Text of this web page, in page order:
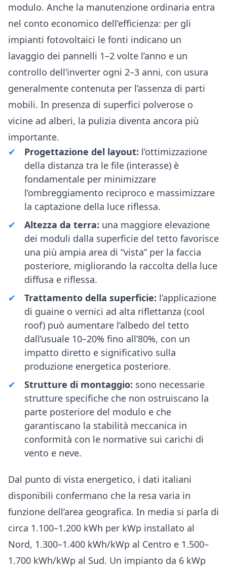
modulo. Anche la manutenzione ordinaria entra
nel conto economico dell’efficienza: per gli
impianti fotovoltaici le fonti indicano un
lavaggio dei pannelli 1–2 volte l’anno e un
controllo dell’inverter ogni 2–3 anni, con usura
generalmente contenuta per l’assenza di parti
mobili. In presenza di superfici polverose o
vicine ad alberi, la pulizia diventa ancora più
importante.
Progettazione del layout: l’ottimizzazione
della distanza tra le file (interasse) è
fondamentale per minimizzare
l’ombreggiamento reciproco e massimizzare
la captazione della luce riflessa.
Altezza da terra: una maggiore elevazione
dei moduli dalla superficie del tetto favorisce
una più ampia area di “vista” per la faccia
posteriore, migliorando la raccolta della luce
diffusa e riflessa.
Trattamento della superficie: l’applicazione
di guaine o vernici ad alta riflettanza (cool
roof) può aumentare l’albedo del tetto
dall’usuale 10–20% fino all’80%, con un
impatto diretto e significativo sulla
produzione energetica posteriore.
Strutture di montaggio: sono necessarie
strutture specifiche che non ostruiscano la
parte posteriore del modulo e che
garantiscano la stabilità meccanica in
conformità con le normative sui carichi di
vento e neve.
Dal punto di vista energetico, i dati italiani
disponibili confermano che la resa varia in
funzione dell’area geografica. In media si parla di
circa 1.100–1.200 kWh per kWp installato al
Nord, 1.300–1.400 kWh/kWp al Centro e 1.500–
1.700 kWh/kWp al Sud. Un impianto da 6 kWp